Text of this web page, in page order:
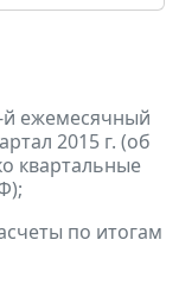
й ежемесячный
2015 г. (об
квартальные
по итогам